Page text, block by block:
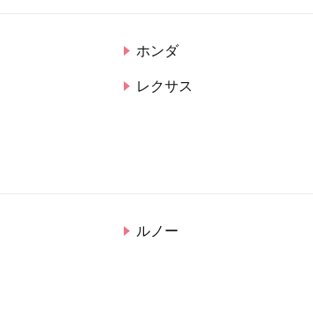
ホンダ
レクサス
ルノー